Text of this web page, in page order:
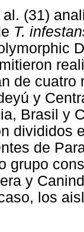
(31)
T.
de cuatro
y
Brasil y
divididos
de
grupo
y
los